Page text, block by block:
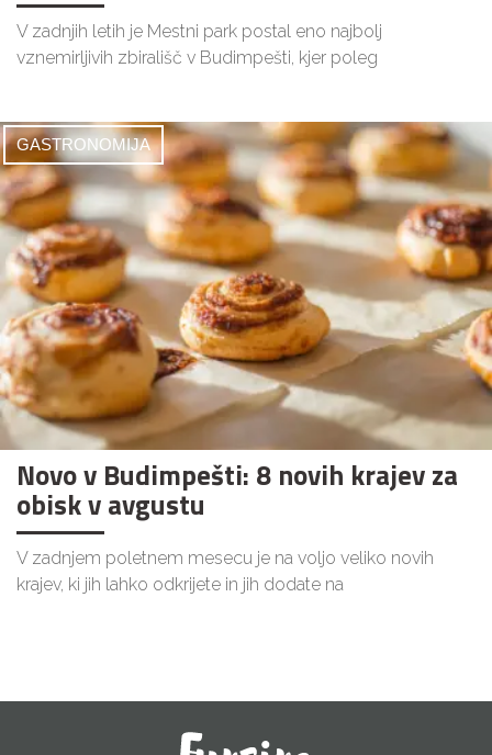
V zadnjih letih je Mestni park postal eno najbolj
vznemirljivih zbirališč v Budimpešti, kjer poleg
GASTRONOMIJA
Novo v Budimpešti: 8 novih krajev za
obisk v avgustu
V zadnjem poletnem mesecu je na voljo veliko novih
krajev, ki jih lahko odkrijete in jih dodate na